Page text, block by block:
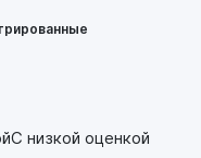
С низкой оценкой